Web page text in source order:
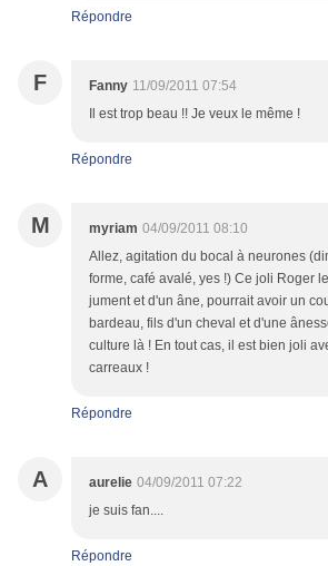
Répondre
F Fanny 11/09/2011 07:54
Il est trop beau !! Je veux le même !
Répondre
M myriam 04/09/2011 08:10
Allez, agitation du bocal à neurones
forme, café avalé, yes !) Ce joli Roger
jument et d'un âne, pourrait avoir un
bardeau, fils d'un cheval et d'une
culture là ! En tout cas, il est bien joli
carreaux !
Répondre
A aurelie 04/09/2011 07:22
je suis fan....
Répondre